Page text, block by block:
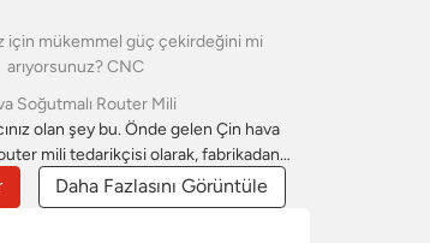
için mükemmel güç çekirdeğini mi
arıyorsunuz? CNC
Soğutmalı Router Mili
olan şey bu. Önde gelen Çin hava
mili tedarikçisi olarak, fabrikadan
hem performans hem de fiyat
avantaj sunuyor. Bu hava soğutmalı CNC
Daha Fazlasını Görüntüle